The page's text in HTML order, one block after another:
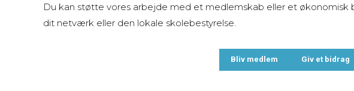
Du kan støtte vores arbejde med et medlemskab eller et økonomisk
dit netværk eller den lokale skolebestyrelse.
Bliv medlem Giv et bidrag